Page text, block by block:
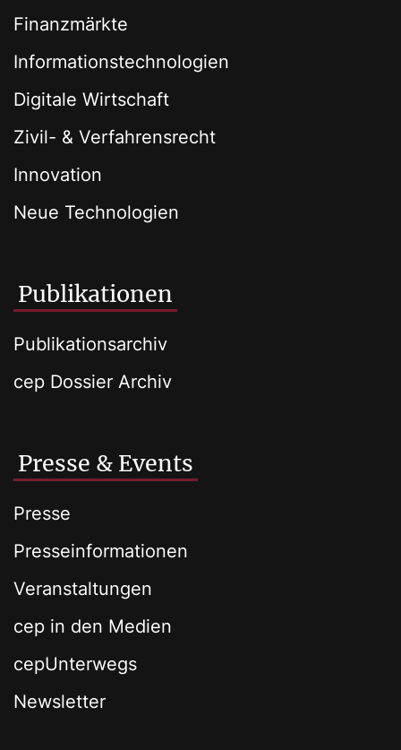
Finanzmärkte
Informationstechnologien
Digitale Wirtschaft
Zivil- & Verfahrensrecht
Innovation
Neue Technologien
Publikationen
Publikationsarchiv
cep Dossier Archiv
Presse & Events
Presse
Presseinformationen
Veranstaltungen
cep in den Medien
cepUnterwegs
Newsletter